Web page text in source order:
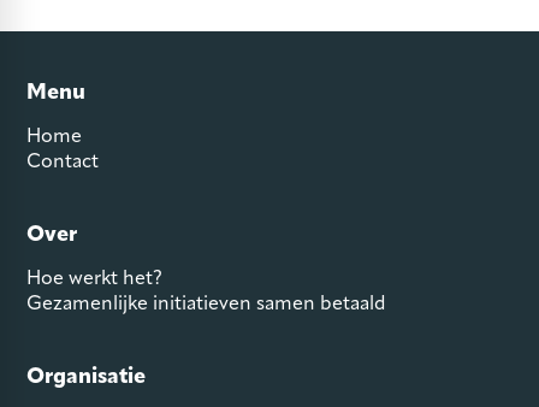
Menu
Home
Contact
Over
Hoe werkt het?
Gezamenlijke initiatieven samen betaald
Organisatie